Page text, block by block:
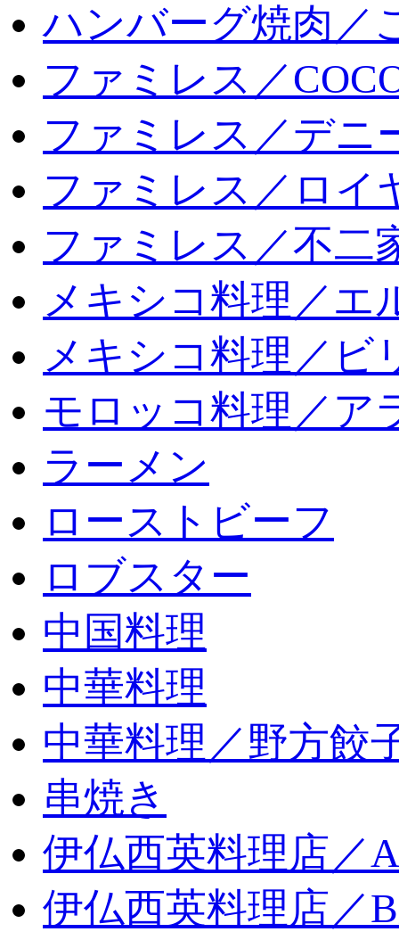
ハンバーグ焼肉／
ファミレス／
ファミレス／デニ
ファミレス／ロイ
ファミレス／不二
メキシコ料理／エ
メキシコ料理／ビ
モロッコ料理／ア
ラーメン
ローストビーフ
ロブスター
中国料理
中華料理
中華料理／野方餃
串焼き
伊仏西英料理店／
伊仏西英料理店／